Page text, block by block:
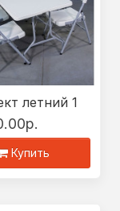
летний 1
Купить